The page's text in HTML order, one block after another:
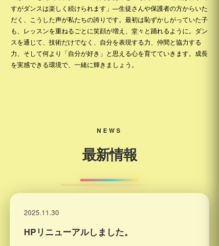
すがダンスは楽しく続けられます」—生徒さんや保護者の方からいた
だく、こうした声が私たちの誇りです。最初は恥ずかしがっていた子
も、レッスンを重ねるごとに笑顔が増え、堂々と踊れるように。ダン
スを通じて、技術だけでなく、自分を表現する力、仲間と協力する
力、そして何より「自分が好き」と思える心を育てていきます。成長
を実感できる環境で、一緒に輝きましょう。
NEWS
最新情報
2025.11.30
HPリニューアルしました。